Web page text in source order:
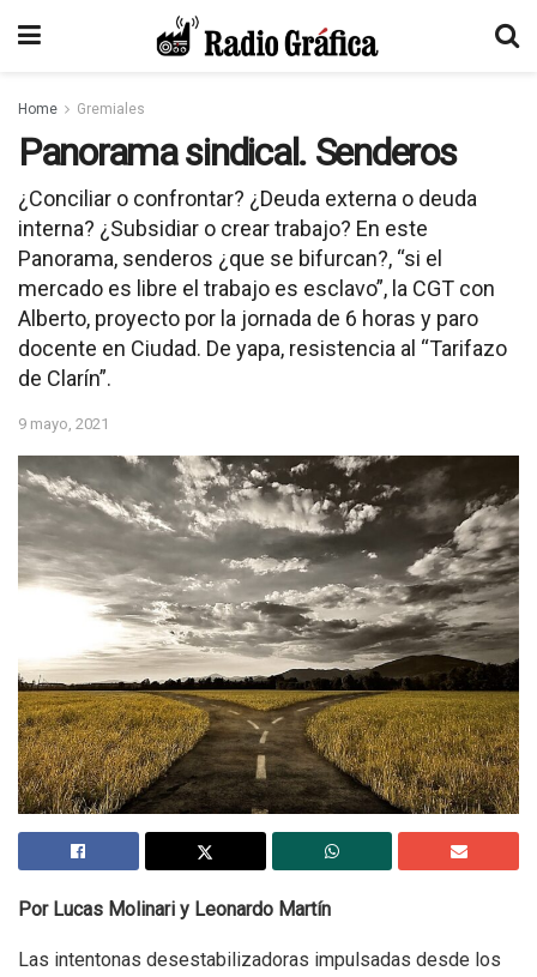
Home Gremiales
Panorama sindical. Senderos
¿Conciliar o confrontar? ¿Deuda externa o deuda
interna? ¿Subsidiar o crear trabajo? En este
Panorama, senderos ¿que se bifurcan?, “si el
mercado es libre el trabajo es esclavo”, la CGT con
Alberto, proyecto por la jornada de 6 horas y paro
docente en Ciudad. De yapa, resistencia al “Tarifazo
de Clarín”.
9 mayo, 2021
Por Lucas Molinari y Leonardo Martín
Las intentonas desestabilizadoras impulsadas desde los